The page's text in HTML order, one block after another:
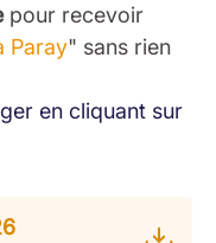
pour recevoir
Paray" sans rien
en cliquant sur